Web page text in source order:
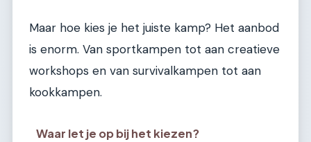
Maar hoe kies je het juiste kamp? Het aanbod
is enorm. Van sportkampen tot aan creatieve
workshops en van survivalkampen tot aan
kookkampen.
Waar let je op bij het kiezen?